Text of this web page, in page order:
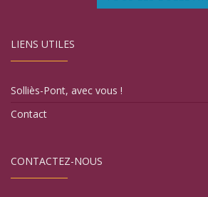
LIENS UTILES
Solliès-Pont, avec vous !
Contact
CONTACTEZ-NOUS